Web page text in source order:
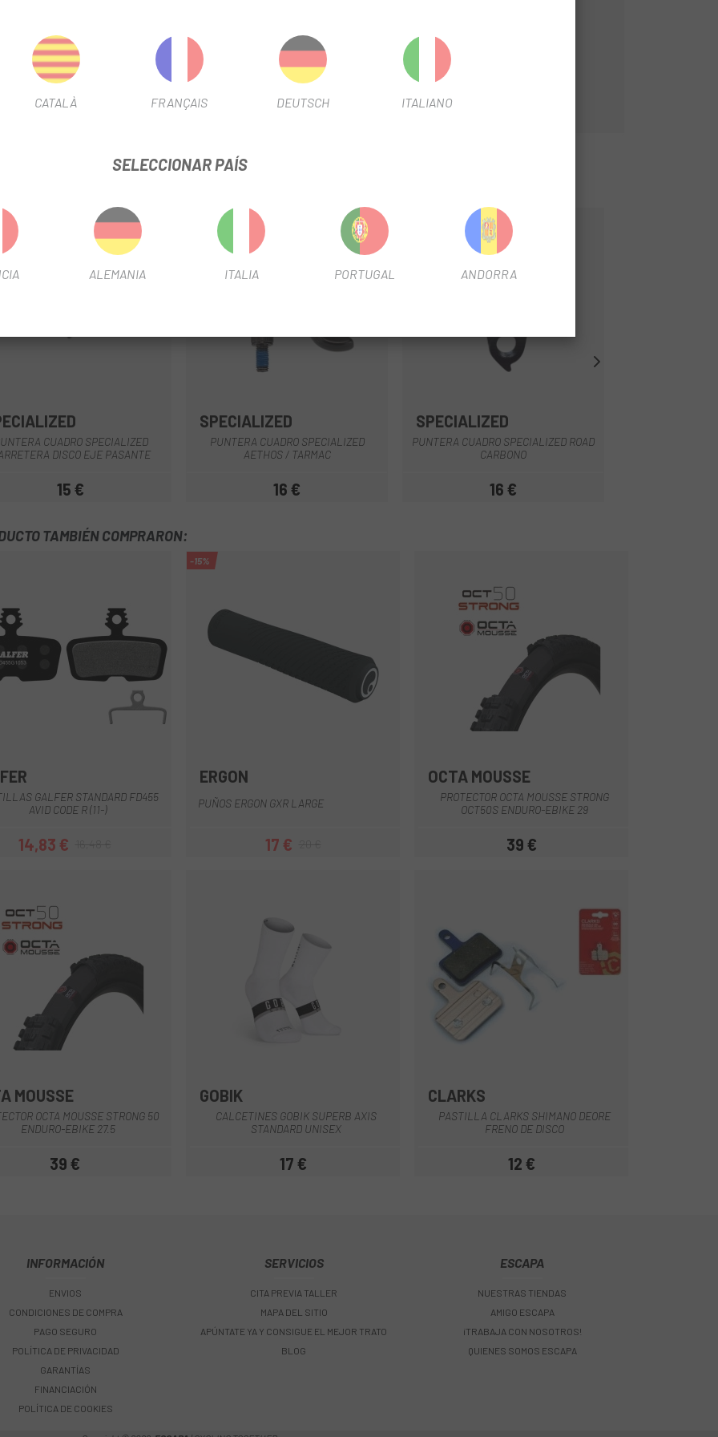
que el desviador trasero se mueva libremente y cambie de velocidad de forma precisa.
en caso de impacto, evitando daños en el cuadro.
económica y fácil de cambiar.
CUADRO SPECIALIZED
DISCO EJE PASANTE
Precio
15 €
SPECIALIZED
PUNTERA CUADRO SPECIALIZED
AETHOS / TARMAC
Precio
16 €
SPECIALIZED
PUNTERA CUADRO SPECIALIZED ROAD
CARBONO
Precio
16 €
TAMBIÉN COMPRARON:
GALFER STANDARD FD455
AVID CODE R (11-)
Precio
14,83 €Precio regular
Naranja
-15%
ERGON
PUÑOS ERGON GXR LARGE
17 €
Multi
OCTA MOUSSE
PROTECTOR OCTA MOUSSE STRONG
OCT50S ENDURO-EBIKE 29
Precio
39 €
Multi
MOUSSE
OCTA MOUSSE STRONG 50
ENDURO-EBIKE 27.5
Precio
39 €
GOBIK
CALCETINES GOBIK SUPERB AXIS
STANDARD UNISEX
Precio
17 €
CLARKS
PASTILLA CLARKS SHIMANO DEORE
FRENO DE DISCO
Precio
12 €
INFORMACIÓN
ENVIOS
CONDICIONES DE COMPRA
PAGO SEGURO
POLÍTICA DE PRIVACIDAD
GARANTÍAS
FINANCIACIÓN
POLÍTICA DE COOKIES
SERVICIOS
CITA PREVIA TALLER
MAPA DEL SITIO
APÚNTATE YA Y CONSIGUE EL MEJOR TRATO
BLOG
ESCAPA
NUESTRAS TIENDAS
AMIGO ESCAPA
¡TRABAJA CON NOSOTROS!
QUIENES SOMOS ESCAPA
CATALÀ FRANÇAIS DEUTSCH ITALIANO
SELECCIONAR PAÍS
ALEMANIA ITALIA PORTUGAL ANDORRA